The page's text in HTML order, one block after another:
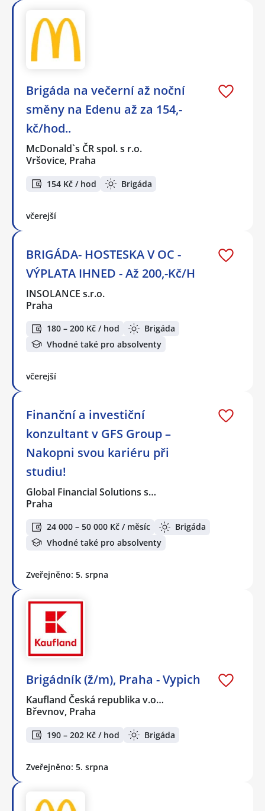
Brigáda na večerní až noční
směny na Edenu až za 154,-
kč/hod..
McDonald`s ČR spol. s r.o.
Vršovice, Praha
154 Kč / hod Brigáda
včerejší
BRIGÁDA- HOSTESKA V OC -
VÝPLATA IHNED - Až 200,-Kč/H
INSOLANCE s.r.o.
Praha
180 – 200 Kč / hod
Brigáda
Vhodné také pro absolventy
včerejší
Finanční a investiční
konzultant v GFS Group –
Nakopni svou kariéru při
studiu!
Global Financial Solutions s…
Praha
24 000 – 50 000 Kč / měsíc
Brigáda
Vhodné také pro absolventy
Zveřejněno: 5. srpna
Brigádník (ž/m), Praha - Vypich
Kaufland Česká republika v.o…
Břevnov, Praha
190 – 202 Kč / hod Brigáda
Zveřejněno: 5. srpna